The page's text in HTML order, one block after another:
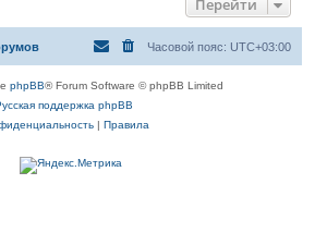
н
Перейти
Часовой пояс: UTC+03:00
phpBB® Forum Software © phpBB Limited
поддержка phpBB
|Правила